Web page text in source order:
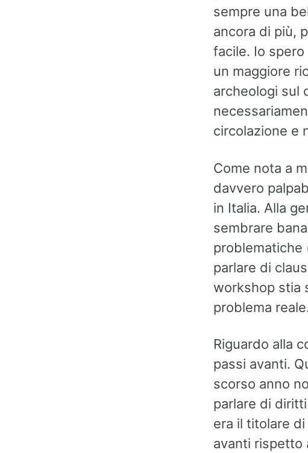
sempre una
ancora di più,
facile. Io
un maggiore
archeologi sul
circolazione e
Come nota a
davvero
in Italia. Alla
sembrare
problematiche
parlare di
workshop stia
problema
Riguardo alla
passi avanti.
scorso anno
parlare di
era il titolare
avanti rispetto